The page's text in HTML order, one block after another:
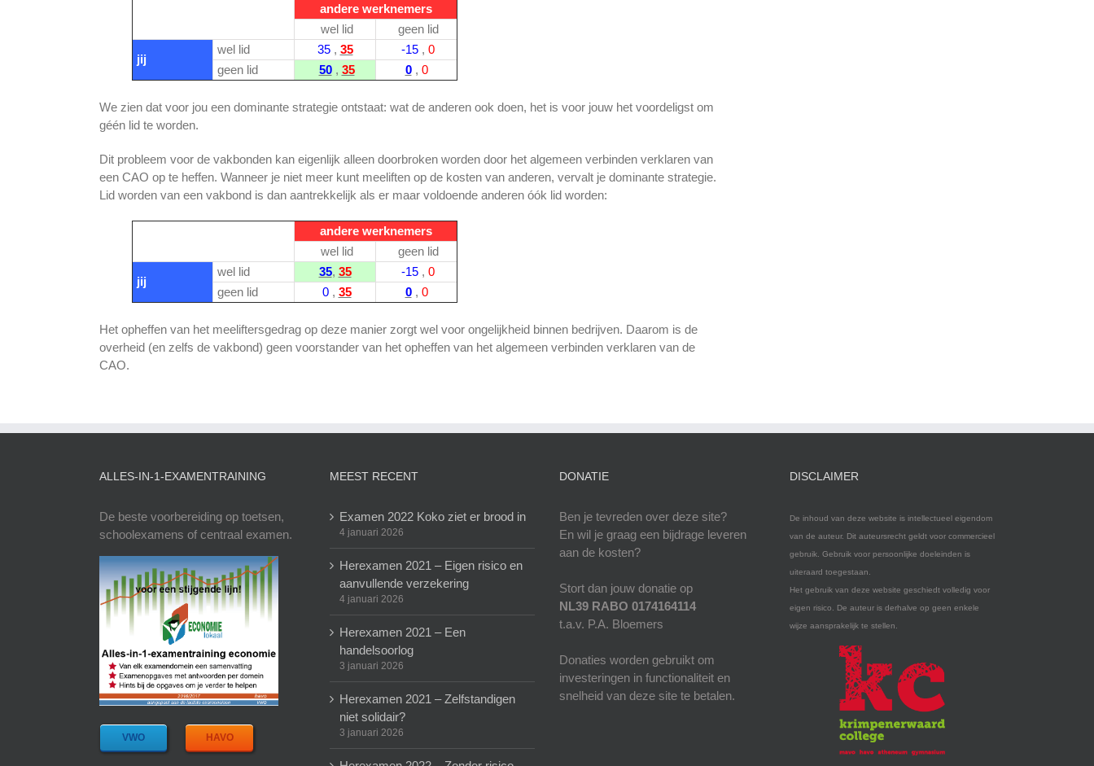
andere werknemers
wel lid
geen lid
jij
wel lid 35 , 35 -15 , 0
geen lid
50, 35 0, 0
We zien dat voor jou een dominante strategie ontstaat: wat de anderen ook doen, het is voor jouw het voordeligst om
géén lid te worden.
Dit probleem voor de vakbonden kan eigenlijk alleen doorbroken worden door het algemeen verbinden verklaren van
een CAO op te heffen. Wanneer je niet meer kunt meeliften op de kosten van anderen, vervalt je dominante strategie.
Lid worden van een vakbond is dan aantrekkelijk als er maar voldoende anderen óók lid worden:
andere werknemers
wel lid
geen lid
jij
wel lid 35, 35 -15 , 0
geen lid
0 , 35 0, 0
Het opheffen van het meeliftersgedrag op deze manier zorgt wel voor ongelijkheid binnen bedrijven. Daarom is de
overheid (en zelfs de vakbond) geen voorstander van het opheffen van het algemeen verbinden verklaren van de
CAO.
ALLES-IN-1-EXAMENTRAINING
De beste voorbereiding op toetsen,
schoolexamens of centraal examen.
VWO HAVO
MEEST RECENT
Examen 2022 Koko ziet er brood in
4 januari 2026
Herexamen 2021 – Eigen risico en
aanvullende verzekering
4 januari 2026
Herexamen 2021 – Een
handelsoorlog
3 januari 2026
Herexamen 2021 – Zelfstandigen
niet solidair?
3 januari 2026
DONATIE
Ben je tevreden over deze site?
En wil je graag een bijdrage leveren
aan de kosten?
Stort dan jouw donatie op
NL39 RABO 0174164114
t.a.v. P.A. Bloemers
Donaties worden gebruikt om
investeringen in functionaliteit en
snelheid van deze site te betalen.
DISCLAIMER
De inhoud van deze website is intellectueel eigendom
van de auteur. Dit auteursrecht geldt voor commercieel
gebruik. Gebruik voor persoonlijke doeleinden is
uiteraard toegestaan.
Het gebruik van deze website geschiedt volledig voor
eigen risico. De auteur is derhalve op geen enkele
wijze aansprakelijk te stellen.